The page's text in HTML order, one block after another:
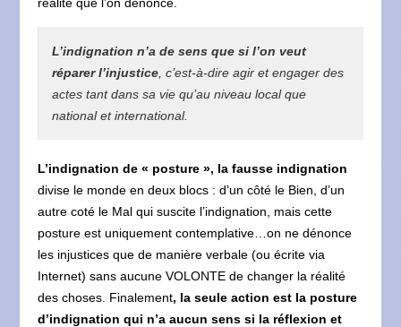
L’indignation n’a de sens que si l’on veut
réparer l’injustice , c’est-à-dire agir et engager des
actes tant dans sa vie qu’au niveau local que
national et international.
L’indignation de « posture », la fausse indignation
divise le monde en deux blocs : d’un côté le Bien, d’un
autre coté le Mal qui suscite l’indignation, mais cette
posture est uniquement contemplative…on ne dénonce
les injustices que de manière verbale (ou écrite via
Internet) sans aucune VOLONTE de changer la réalité
des choses. Finalement, la seule action est la posture
d’indignation qui n’a aucun sens si la réflexion et